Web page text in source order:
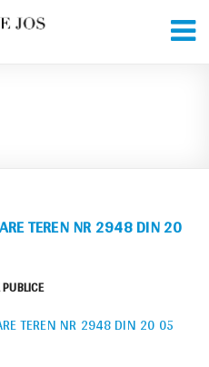
TEREN NR 2948 DIN 20
TEREN NR 2948 DIN 20 05